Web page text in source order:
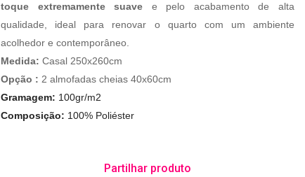
toque extremamente suave e pelo acabamento de alta
qualidade, ideal para renovar o quarto com um ambiente
acolhedor e contemporâneo.
Medida: Casal 250x260cm
Opção : 2 almofadas cheias 40x60cm
Gramagem: 100gr/m2
Composição: 100% Poliéster
Partilhar produto